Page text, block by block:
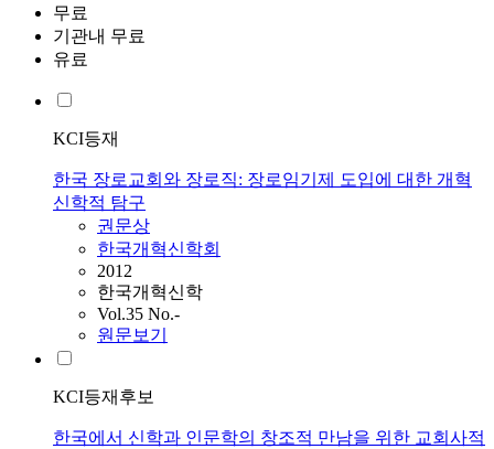
무료
기관내 무료
유료
KCI등재
한국 장로교회와 장로직: 장로임기제 도입에 대한 개혁
신학적 탐구
권문상
한국개혁신학회
2012
한국개혁신학
Vol.35 No.-
원문보기
KCI등재후보
한국에서 신학과 인문학의 창조적 만남을 위한 교회사적